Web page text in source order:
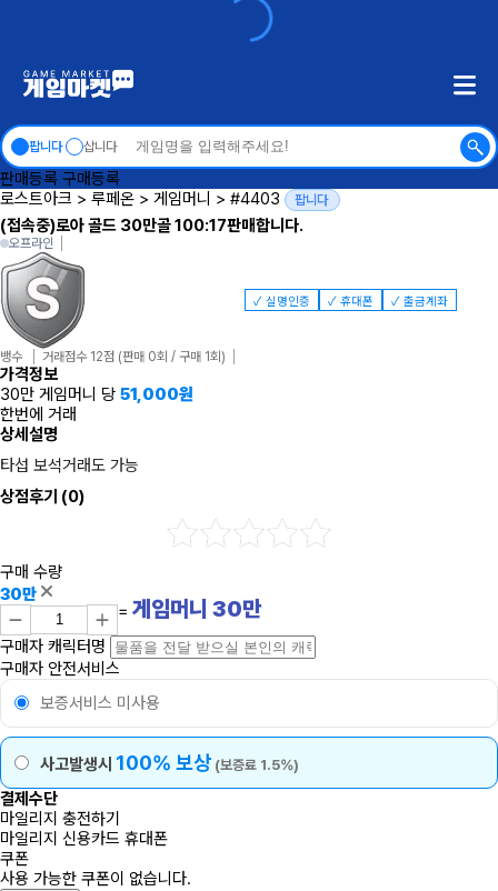
팝니다 삽니다
판매등록 구매등록
로스트아크 > 루페온 > 게임머니 > #4403 팝니다
(접속중)로아 골드 30만골 100:17판매합니다.
오프라인
뱅수 거래점수 12점 (판매 0회 / 구매 1회)
✓ 실명인증 ✓ 휴대폰 ✓ 출금계좌
가격정보
30만 게임머니 당 51,000원
한번에 거래
상세설명
타섭 보석거래도 가능
상점후기 (0)
구매 수량
30만
= 게임머니 30만
구매자 캐릭터명
구매자 안전서비스
보증서비스 미사용
사고발생시 100% 보상 (보증료 1.5%)
결제수단
마일리지 충전하기
마일리지 신용카드 휴대폰
쿠폰
사용 가능한 쿠폰이 없습니다.